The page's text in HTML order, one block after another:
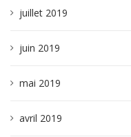
juillet 2019
juin 2019
mai 2019
avril 2019